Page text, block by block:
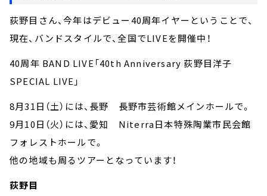
荻野目さん、今年はデビュー40周年イヤーということで、
現在、バンドスタイルで、全国でLIVEを開催中！
40周年 BAND LIVE「40th Anniversary 荻野目洋子
SPECIAL LIVE」
8月31日（土）には、長野 長野市芸術館メインホールで。
9月10日（火）には、愛知 Niterra日本特殊陶業市民会館
フォレストホールで。
他の地域も周るツアーとなっています！
荻野目